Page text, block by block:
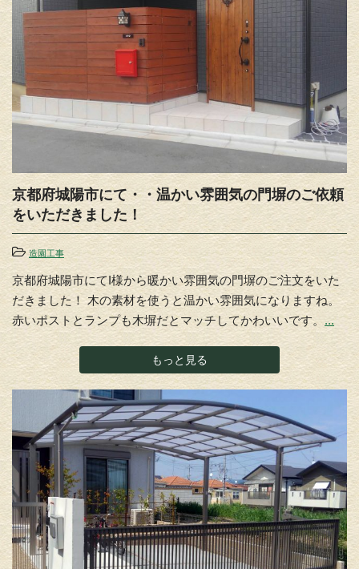
京都府城陽市にて・・温かい雰囲気の門塀のご依頼
をいただきました！
造園工事
京都府城陽市にてI様から暖かい雰囲気の門塀のご注文をいた
だきました！ 木の素材を使うと温かい雰囲気になりますね。
赤いポストとランプも木塀だとマッチしてかわいいです。 ...
もっと見る